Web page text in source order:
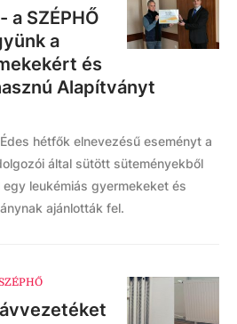
a SZÉPHŐ
a
és
Alapítványt
hétfők elnevezésű eseményt a
által sütött süteményekből
leukémiás gyermekeket és
ajánlották fel.